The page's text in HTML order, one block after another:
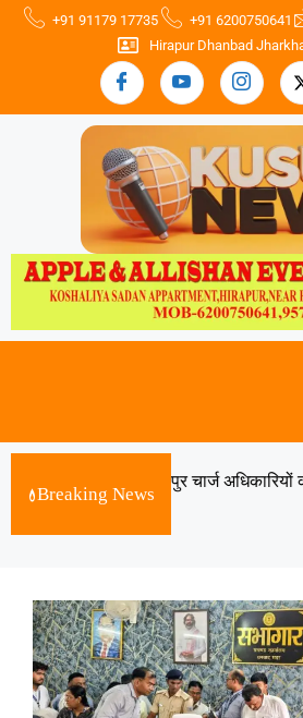
+91 91179 17735 +91 6200750641
Hirapur Dhanbad
Breaking News
तोपचांची एवं बलियापुर चार्ज अधिकारियों का
August 7, 2026